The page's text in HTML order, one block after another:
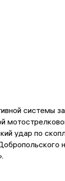
системы
удар по